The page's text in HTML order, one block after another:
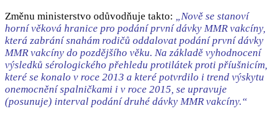
Změnu ministerstvo odůvodňuje takto:
„Nově se stanoví
horní věková hranice pro podání první dávky MMR vakcíny,
která zabrání snahám rodičů oddalovat podání první dávky
MMR vakcíny do pozdějšího věku. Na základě vyhodnocení
výsledků sérologického přehledu protilátek proti příušnicím,
které se konalo v roce 2013 a které potvrdilo i trend výskytu
onemocnění spalničkami i v roce 2015, se upravuje
(posunuje) interval podání druhé dávky MMR vakcíny.“